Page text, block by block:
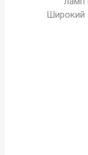
Широкий